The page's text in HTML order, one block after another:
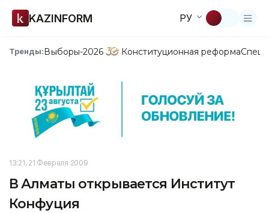
KAZINFORM РУ
Тренды:Выборы-2026 Конституционная реформа
13:21, 21 Февраля 2009
В Алматы открывается Институт
Конфуция